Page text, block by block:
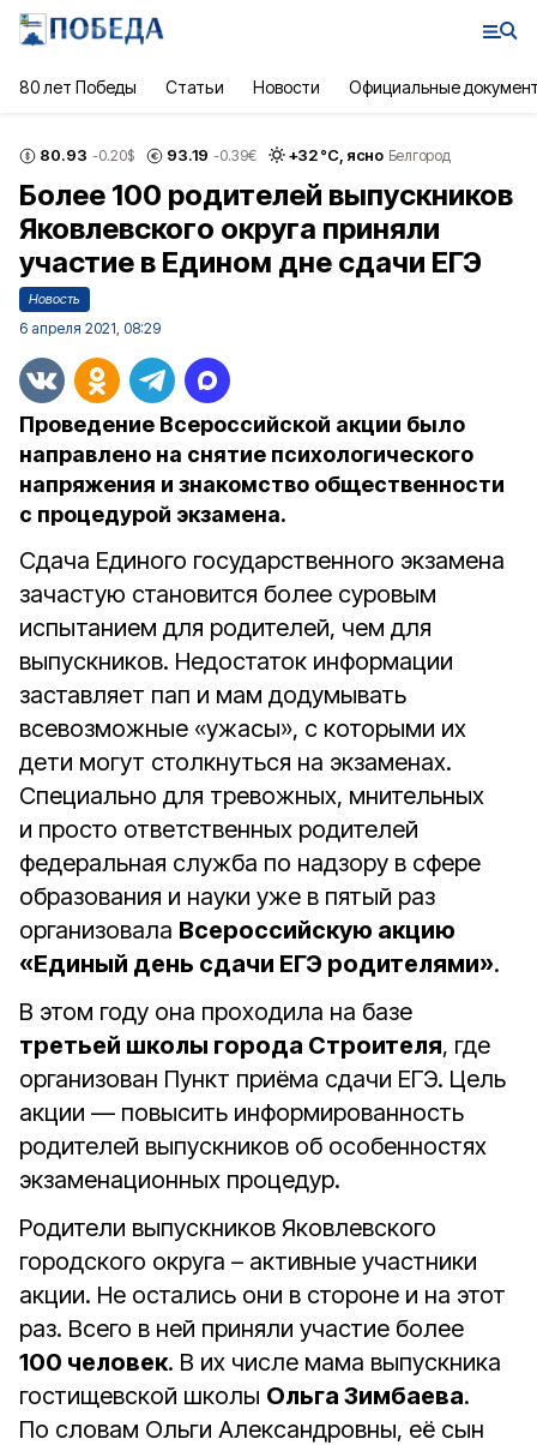
80 лет Победы Статьи Новости Официальные
80.93 -0.20$ 93.19 -0.39€ +32°С, ясно Белгород
Более 100 родителей выпускников
Яковлевского округа приняли
участие в Едином дне сдачи ЕГЭ
Новость
6 апреля 2021, 08:29
Проведение Всероссийской акции было
направлено на снятие психологического
напряжения и знакомство общественности
с процедурой экзамена.
Сдача Единого государственного экзамена
зачастую становится более суровым
испытанием для родителей, чем для
выпускников. Недостаток информации
заставляет пап и мам додумывать
всевозможные «ужасы», с которыми их
дети могут столкнуться на экзаменах.
Специально для тревожных, мнительных
и просто ответственных родителей
федеральная служба по надзору в сфере
образования и науки уже в пятый раз
организовала Всероссийскую акцию
«Единый день сдачи ЕГЭ родителями».
В этом году она проходила на базе
третьей школы города Строителя, где
организован Пункт приёма сдачи ЕГЭ. Цель
акции — повысить информированность
родителей выпускников об особенностях
экзаменационных процедур.
Родители выпускников Яковлевского
городского округа – активные участники
акции. Не остались они в стороне и на этот
раз. Всего в ней приняли участие более
100 человек. В их числе мама выпускника
гостищевской школы Ольга Зимбаева.
По словам Ольги Александровны, её сын